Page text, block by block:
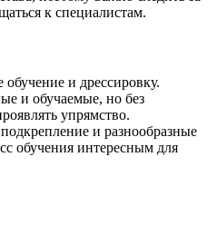
к специалистам.
и дрессировку.
и обучаемые, но без
упрямство.
и разнообразные
обучения интересным для